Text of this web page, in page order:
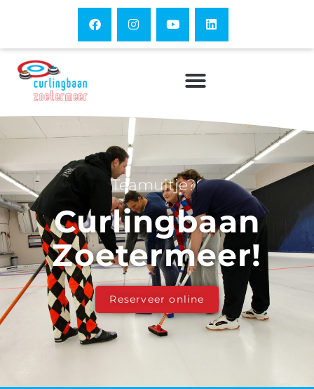
Teamuitje?
Curlingbaan
Zoetermeer!
Reserveer online